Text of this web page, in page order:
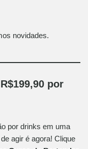
novidades.
por
por drinks em uma
agir é agora! Clique